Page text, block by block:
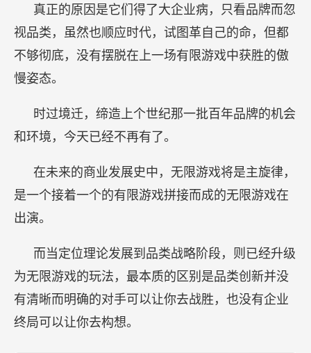
真正的原因是它们得了大企业病，只看品牌而忽
视品类，虽然也顺应时代，试图革自己的命，但都
不够彻底，没有摆脱在上一场有限游戏中获胜的傲
慢姿态。
时过境迁，缔造上个世纪那一批百年品牌的机会
和环境，今天已经不再有了。
在未来的商业发展史中，无限游戏将是主旋律，
是一个接着一个的有限游戏拼接而成的无限游戏在
出演。
而当定位理论发展到品类战略阶段，则已经升级
为无限游戏的玩法，最本质的区别是品类创新并没
有清晰而明确的对手可以让你去战胜，也没有企业
终局可以让你去构想。